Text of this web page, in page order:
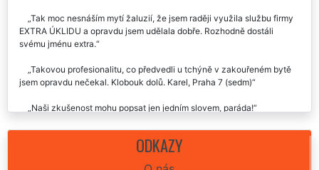
doporučím každému.
Skvělé, skvělé, skvělé. Nic jiného na jejich služby ani říct nejde.
Tak moc nesnáším mytí žaluzií, že jsem raději využila službu firmy
EXTRA ÚKLIDU a opravdu jsem udělala dobře. Rozhodně dostáli